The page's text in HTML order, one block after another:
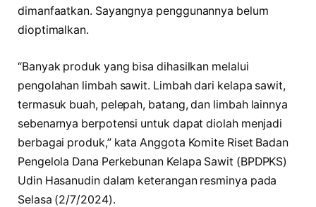
dimanfaatkan. Sayangnya penggunannya belum
dioptimalkan.
“Banyak produk yang bisa dihasilkan melalui
pengolahan limbah sawit. Limbah dari kelapa sawit,
termasuk buah, pelepah, batang, dan limbah lainnya
sebenarnya berpotensi untuk dapat diolah menjadi
berbagai produk,” kata Anggota Komite Riset Badan
Pengelola Dana Perkebunan Kelapa Sawit (BPDPKS)
Udin Hasanudin dalam keterangan resminya pada
Selasa (2/7/2024).